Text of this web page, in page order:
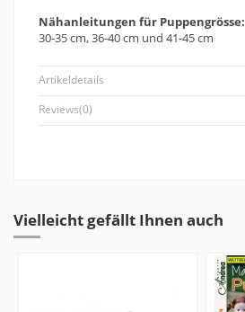
Nähanleitungen für Puppengrösse:
30-35 cm, 36-40 cm und 41-45 cm
Artikeldetails
Reviews(0)
Vielleicht gefällt Ihnen auch